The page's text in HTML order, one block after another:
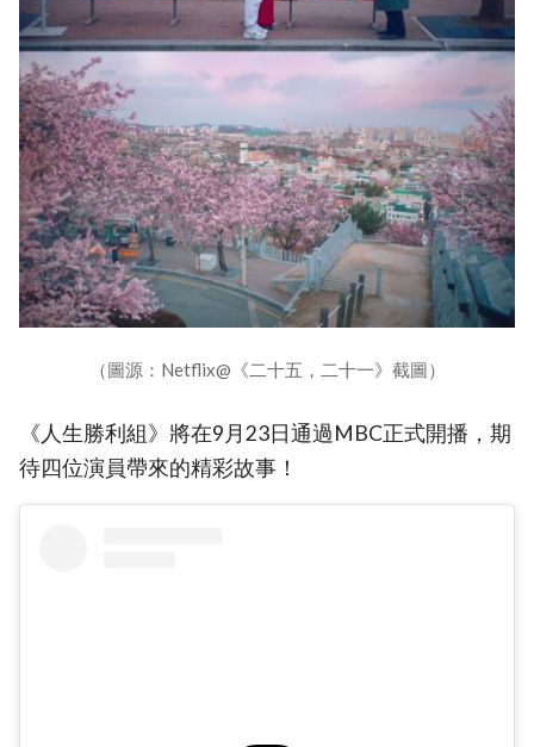
（圖源：Netflix@《二十五，二十一》截圖）
《人生勝利組》將在9月23日通過MBC正式開播，期
待四位演員帶來的精彩故事！